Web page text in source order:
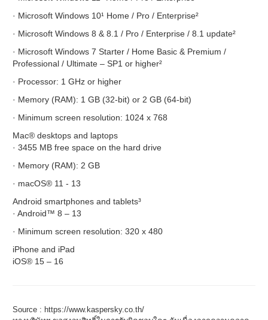
· Microsoft Windows 10¹ Home / Pro / Enterprise²
· Microsoft Windows 8 & 8.1 / Pro / Enterprise / 8.1 update²
· Microsoft Windows 7 Starter / Home Basic & Premium /
Professional / Ultimate – SP1 or higher²
· Processor: 1 GHz or higher
· Memory (RAM): 1 GB (32-bit) or 2 GB (64-bit)
· Minimum screen resolution: 1024 x 768
Mac® desktops and laptops
· 3455 MB free space on the hard drive
· Memory (RAM): 2 GB
· macOS® 11 - 13
Android smartphones and tablets³
· Android™ 8 – 13
· Minimum screen resolution: 320 x 480
iPhone and iPad
iOS® 15 – 16
Source : https://www.kaspersky.co.th/